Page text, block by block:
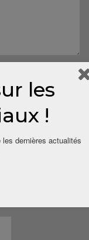
for the next
les
!
dernières actualités